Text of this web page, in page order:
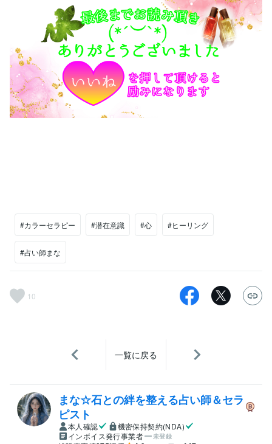
#カラーセラピー #潜在意識 #心 #ヒーリング
#占い師まな
10
一覧に戻る
まな☆石との絆を整える占い師＆セラ
ピスト
本人確認
機密保持契約(NDA)
インボイス発行事業者
未登録